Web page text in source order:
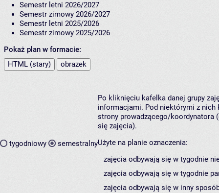
Semestr letni 2026/2027
Semestr zimowy 2026/2027
Semestr letni 2025/2026
Semestr zimowy 2025/2026
Pokaż plan w formacie:
HTML (stary)
obrazek
tygodniowy semestralny
Po kliknięciu kafelka danej grupy
informacjami. Pod niektórymi z nich
strony prowadzącego/koordynatora
się zajęcia).
Użyte na planie oznaczenia:
zajęcia odbywają się w tygodnie
zajęcia odbywają się w tygodnie
zajęcia odbywają się w inny